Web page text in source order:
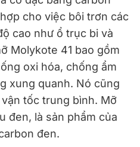
cho việc bôi trơn các
cao như ổ trục bi và
Molykote 41 bao gồm
oxi hóa, chống ẩm
xung quanh. Nó cũng
tốc trung bình. Mỡ
đen, là sản phẩm của
đen.